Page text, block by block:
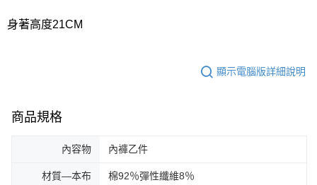
身著高度21CM
顯示電腦版詳細說明
商品規格
內容物 內褲乙件
材質—本布 棉92％彈性纖維8％